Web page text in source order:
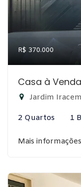
R$ 370.000
Casa à
Jardim
2 Quartos 1
Mais informações